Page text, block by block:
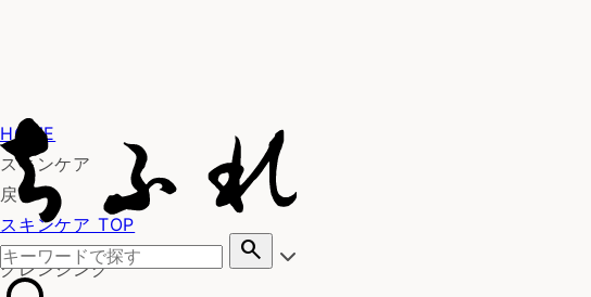
search
HOME
スキンケア
戻る
スキンケア TOP
クレンジング